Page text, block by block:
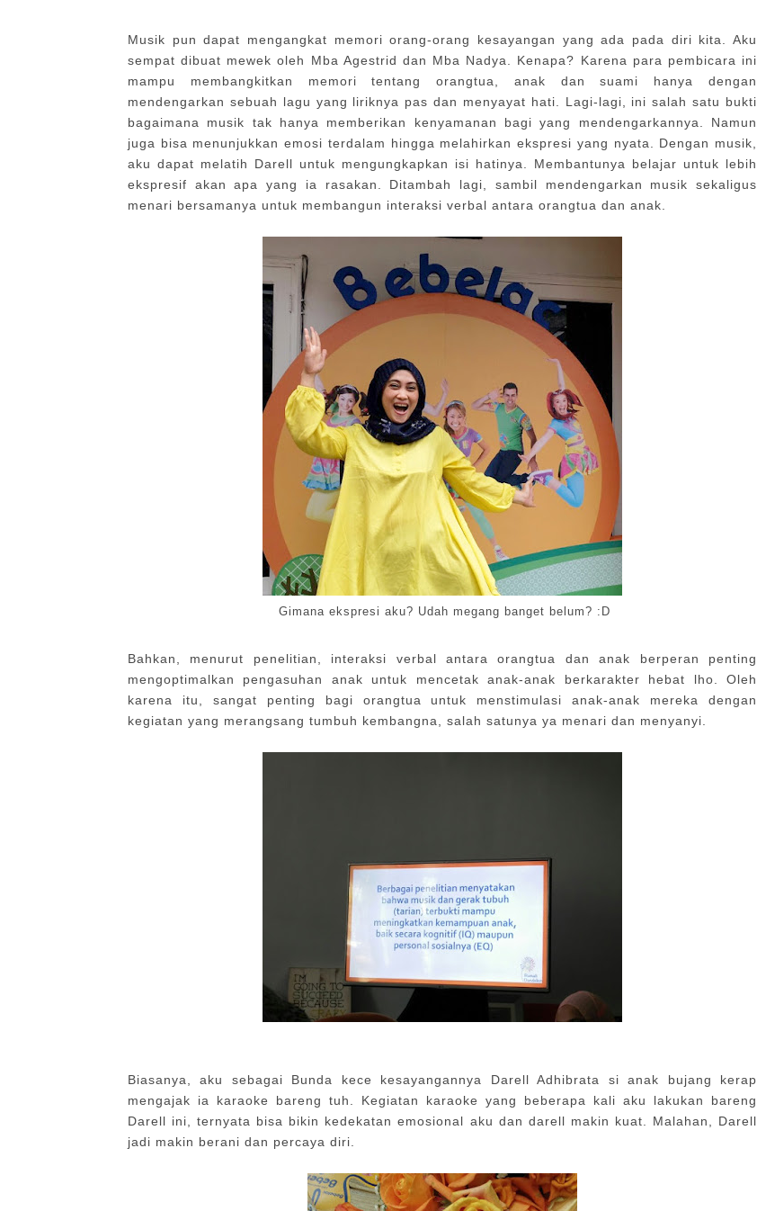
Musik pun dapat mengangkat memori orang-orang kesayangan yang ada pada diri kita. Aku
sempat dibuat mewek oleh Mba Agestrid dan Mba Nadya. Kenapa? Karena para pembicara ini
mampu membangkitkan memori tentang orangtua, anak dan suami hanya dengan
mendengarkan sebuah lagu yang liriknya pas dan menyayat hati. Lagi-lagi, ini salah satu bukti
bagaimana musik tak hanya memberikan kenyamanan bagi yang mendengarkannya. Namun
juga bisa menunjukkan emosi terdalam hingga melahirkan ekspresi yang nyata. Dengan musik,
aku dapat melatih Darell untuk mengungkapkan isi hatinya. Membantunya belajar untuk lebih
ekspresif akan apa yang ia rasakan. Ditambah lagi, sambil mendengarkan musik sekaligus
menari bersamanya untuk membangun interaksi verbal antara orangtua dan anak.
Gimana ekspresi aku? Udah megang banget belum? :D
Bahkan, menurut penelitian, interaksi verbal antara orangtua dan anak berperan penting
mengoptimalkan pengasuhan anak untuk mencetak anak-anak berkarakter hebat lho. Oleh
karena itu, sangat penting bagi orangtua untuk menstimulasi anak-anak mereka dengan
kegiatan yang merangsang tumbuh kembangna, salah satunya ya menari dan menyanyi.
Biasanya, aku sebagai Bunda kece kesayangannya Darell Adhibrata si anak bujang kerap
mengajak ia karaoke bareng tuh. Kegiatan karaoke yang beberapa kali aku lakukan bareng
Darell ini, ternyata bisa bikin kedekatan emosional aku dan darell makin kuat. Malahan, Darell
jadi makin berani dan percaya diri.